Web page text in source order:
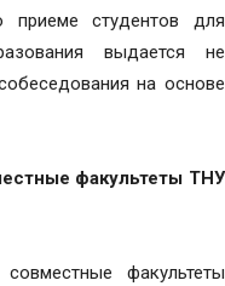
приеме студентов для
выдается не
на основе
факультеты ТНУ
факультеты